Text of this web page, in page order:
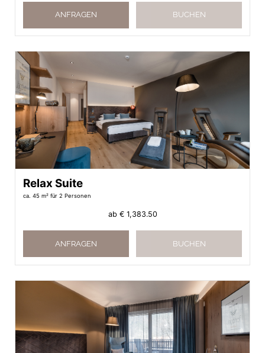
ANFRAGEN BUCHEN
Relax Suite
ca. 45 m² für 2 Personen
ab € 1,383.50
ANFRAGEN BUCHEN